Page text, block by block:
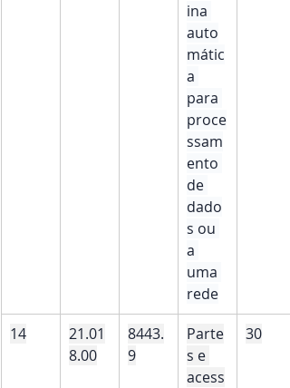
ina
auto
mátic
a
para
proce
ssam
ento
de
dado
s ou
a
uma
rede
14
21.01
8.00
8443.
9
Parte
s e
acess
30